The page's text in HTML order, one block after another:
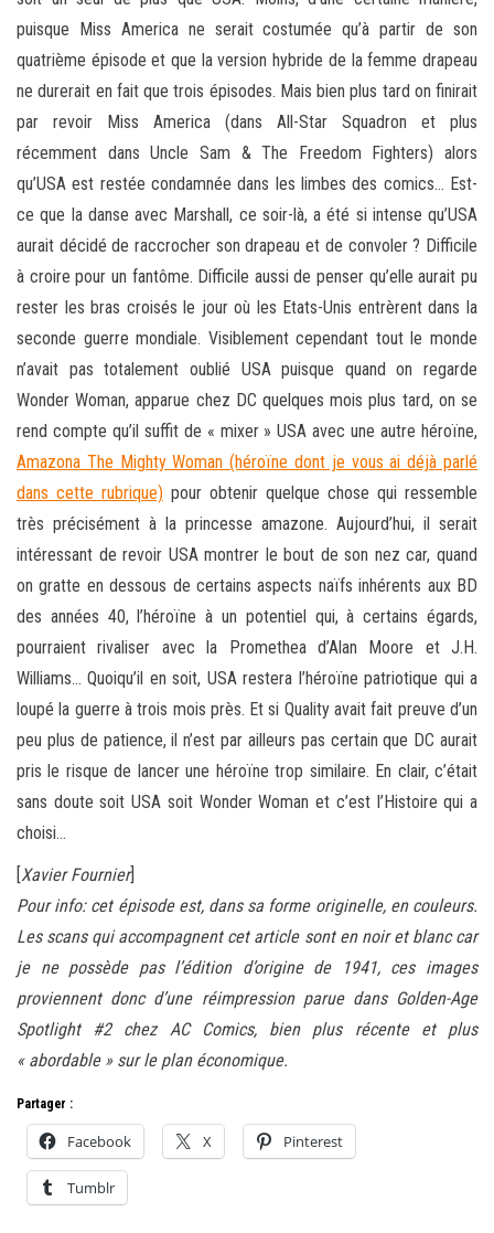
puisque Miss America ne serait costumée qu’à partir de son
quatrième épisode et que la version hybride de la femme drapeau
ne durerait en fait que trois épisodes. Mais bien plus tard on finirait
par revoir Miss America (dans All-Star Squadron et plus
récemment dans Uncle Sam & The Freedom Fighters) alors
qu’USA est restée condamnée dans les limbes des comics… Est-
ce que la danse avec Marshall, ce soir-là, a été si intense qu’USA
aurait décidé de raccrocher son drapeau et de convoler ? Difficile
à croire pour un fantôme. Difficile aussi de penser qu’elle aurait pu
rester les bras croisés le jour où les Etats-Unis entrèrent dans la
seconde guerre mondiale. Visiblement cependant tout le monde
n’avait pas totalement oublié USA puisque quand on regarde
Wonder Woman, apparue chez DC quelques mois plus tard, on se
rend compte qu’il suffit de « mixer » USA avec une autre héroïne,
Amazona The Mighty Woman (héroïne dont je vous ai déjà parlé
dans cette rubrique) pour obtenir quelque chose qui ressemble
très précisément à la princesse amazone. Aujourd’hui, il serait
intéressant de revoir USA montrer le bout de son nez car, quand
on gratte en dessous de certains aspects naïfs inhérents aux BD
des années 40, l’héroïne à un potentiel qui, à certains égards,
pourraient rivaliser avec la Promethea d’Alan Moore et J.H.
Williams… Quoiqu’il en soit, USA restera l’héroïne patriotique qui a
loupé la guerre à trois mois près. Et si Quality avait fait preuve d’un
peu plus de patience, il n’est par ailleurs pas certain que DC aurait
pris le risque de lancer une héroïne trop similaire. En clair, c’était
sans doute soit USA soit Wonder Woman et c’est l’Histoire qui a
choisi…
[Xavier Fournier]
Pour info: cet épisode est, dans sa forme originelle, en couleurs.
Les scans qui accompagnent cet article sont en noir et blanc car
je ne possède pas l’édition d’origine de 1941, ces images
proviennent donc d’une réimpression parue dans Golden-Age
Spotlight #2 chez AC Comics, bien plus récente et plus
« abordable » sur le plan économique.
Partager :
Facebook X Pinterest
Tumblr